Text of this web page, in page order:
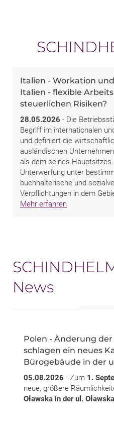
Italien - Workation
Italien - flexible
steuerlichen Risiken?
28.05.2026 - Die
Begriff im internationalen
und definiert die
ausländischen
als dem seines
Unterwerfung unter
buchhalterische und
Verpflichtungen in dem
Mehr erfahren
News
Polen - Änderung
schlagen ein neues
Bürogebäude in der
05.08.2026 - Zum 1.
neue, größere
Oławska in der ul. Oławska